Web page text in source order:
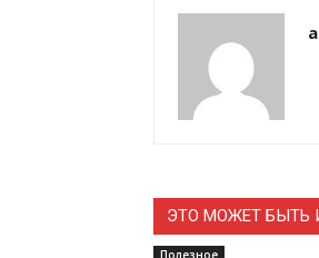
ЭТО МОЖЕТ БЫТЬ
Полезное